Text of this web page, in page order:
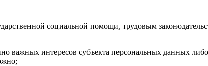
социальной помощи, трудовым
важных интересов субъекта персональных данных